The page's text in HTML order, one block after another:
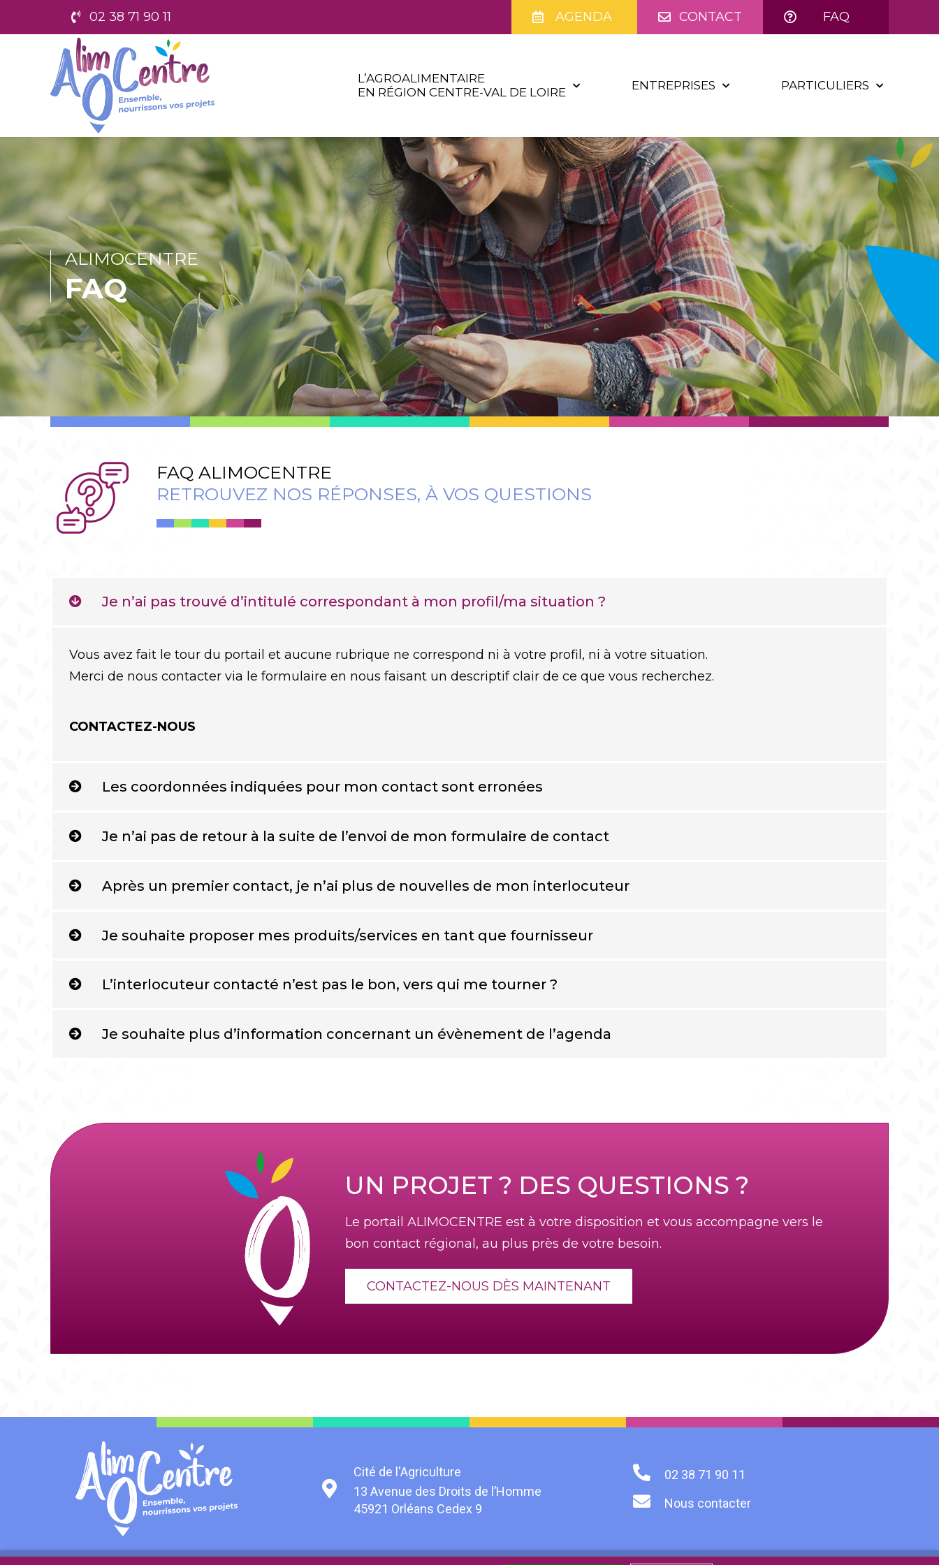
02 38 71 90 11 AGENDA CONTACT FAQ
L’AGROALIMENTAIRE
EN RÉGION CENTRE-VAL DE LOIRE
ENTREPRISES PARTICULIERS
ALIMOCENTRE
FAQ
FAQ ALIMOCENTRE
RETROUVEZ NOS RÉPONSES, À VOS QUESTIONS
Je n’ai pas trouvé d’intitulé correspondant à mon profil/ma situation ?
Vous avez fait le tour du portail et aucune rubrique ne correspond ni à votre profil, ni à votre situation.
Merci de nous contacter via le formulaire en nous faisant un descriptif clair de ce que vous recherchez.
CONTACTEZ-NOUS
Les coordonnées indiquées pour mon contact sont erronées
Je n’ai pas de retour à la suite de l’envoi de mon formulaire de contact
Après un premier contact, je n’ai plus de nouvelles de mon interlocuteur
Je souhaite proposer mes produits/services en tant que fournisseur
L’interlocuteur contacté n’est pas le bon, vers qui me tourner ?
Je souhaite plus d’information concernant un évènement de l’agenda
UN PROJET ? DES QUESTIONS ?
Le portail ALIMOCENTRE est à votre disposition et vous accompagne vers le
bon contact régional, au plus près de votre besoin.
CONTACTEZ-NOUS DÈS MAINTENANT
Cité de l'Agriculture
13 Avenue des Droits de l’Homme
45921 Orléans Cedex 9
02 38 71 90 11
Nous contacter